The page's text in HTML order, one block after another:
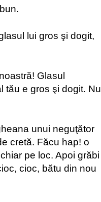
lui gros şi dogit,
Glasul
tău e gros şi dogit. Nu
unui neguţător
cretă. Făcu hap! o
pe loc. Apoi grăbi
cioc, bătu din nou